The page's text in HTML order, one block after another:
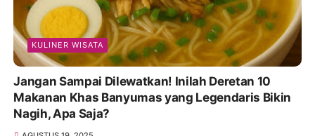
KULINER WISATA
Jangan Sampai Dilewatkan! Inilah Deretan 10
Makanan Khas Banyumas yang Legendaris Bikin
Nagih, Apa Saja?